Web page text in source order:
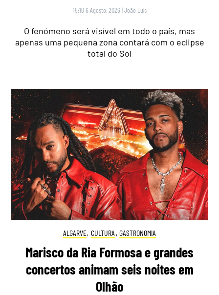
15:10 6 Agosto, 2026 |João Luís
O fenómeno será visível em todo o país, mas
apenas uma pequena zona contará com o eclipse
total do Sol
ALGARVE, CULTURA , GASTRONOMIA
Marisco da Ria Formosa e grandes
concertos animam seis noites em
Olhão